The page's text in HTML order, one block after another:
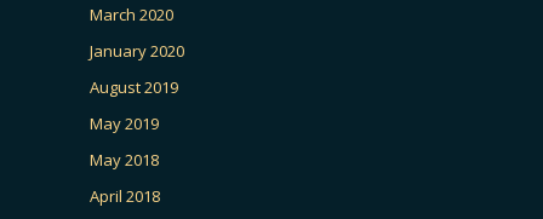
March 2020
January 2020
August 2019
May 2019
May 2018
April 2018